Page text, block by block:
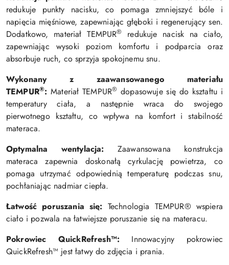
redukuje punkty nacisku, co pomaga zmniejszyć bóle i
napięcia mięśniowe, zapewniając głęboki i regenerujący sen.
Dodatkowo, materiał TEMPUR®
redukuje nacisk na ciało,
zapewniając wysoki poziom komfortu i podparcia oraz
absorbuje ruch, co sprzyja spokojnemu snu.
Wykonany z zaawansowanego materiału
TEMPUR®: Materiał TEMPUR® dopasowuje się do kształtu i
temperatury ciała, a następnie wraca do swojego
pierwotnego kształtu, co wpływa na komfort i stabilność
materaca.
Optymalna wentylacja:
Zaawansowana konstrukcja
materaca zapewnia doskonałą cyrkulację powietrza, co
pomaga utrzymać odpowiednią temperaturę podczas snu,
pochłaniając nadmiar ciepła.
Łatwość poruszania się: Technologia TEMPUR® wspiera
ciało i pozwala na łatwiejsze poruszanie się na materacu.
Pokrowiec QuickRefresh™:
Innowacyjny pokrowiec
QuickRefresh™ jest łatwy do zdjęcia i prania.